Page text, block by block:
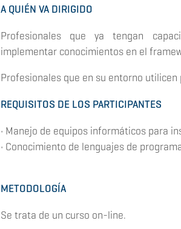
A QUIÉN VA DIRIGIDO
Profesionales que ya tengan
implementar conocimientos en el
Profesionales que en su entorno
REQUISITOS DE LOS PARTICIPANTES
• Manejo de equipos informáticos para
• Conocimiento de lenguajes de
METODOLOGÍA
Se trata de un curso on-line.